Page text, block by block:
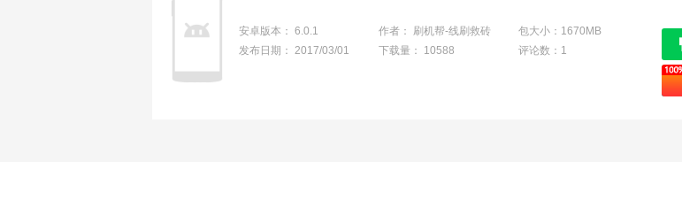
安卓版本： 6.0.1 作者： 刷机帮-线刷救砖 包大小： 1670MB
发布日期： 2017/03/01 下载量： 10588 评论数： 1